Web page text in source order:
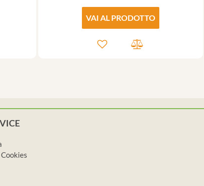
VAI AL PRODOTTO